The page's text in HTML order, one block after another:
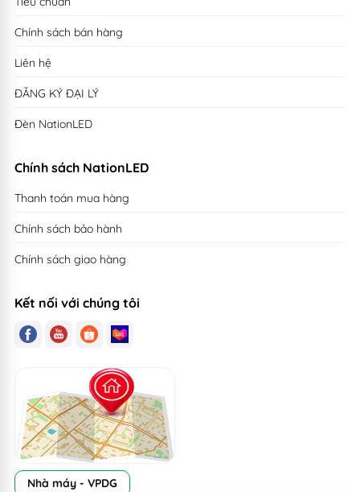
Chính sách bán hàng
Liên hệ
ĐĂNG KÝ ĐẠI LÝ
Đèn NationLED
Chính sách NationLED
Thanh toán mua hàng
Chính sách bảo hành
Chính sách giao hàng
Kết nối với chúng tôi
Nhà máy - VPDG